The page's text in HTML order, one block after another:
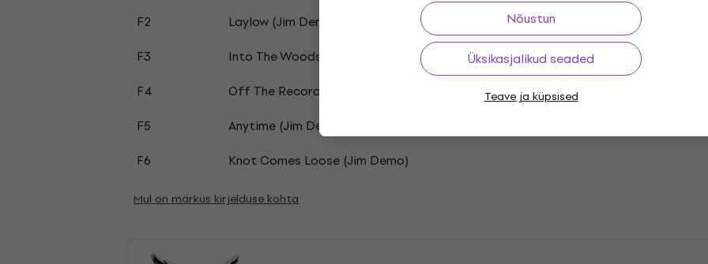
Nõustun
Üksikasjalikud seaded
Teave ja küpsised
F2
Laylow (Jim Demo)
F3
Into The Woods (Band Dance Version)
F4
Off The Record (Jim Demo)
F5
Anytime (Jim Demo)
F6
Knot Comes Loose (Jim Demo)
Mul on märkus kirjelduse kohta